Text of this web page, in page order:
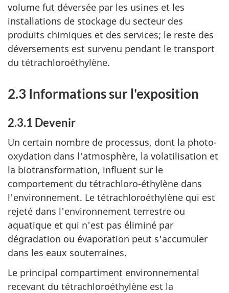
volume fut déversée par les usines et les
installations de stockage du secteur des
produits chimiques et des services; le reste des
déversements est survenu pendant le transport
du tétrachloroéthylène.
2.3 Informations sur l'exposition
2.3.1 Devenir
Un certain nombre de processus, dont la photo-
oxydation dans l'atmosphère, la volatilisation et
la biotransformation, influent sur le
comportement du tétrachloro-éthylène dans
l'environnement. Le tétrachloroéthylène qui est
rejeté dans l'environnement terrestre ou
aquatique et qui n'est pas éliminé par
dégradation ou évaporation peut s'accumuler
dans les eaux souterraines.
Le principal compartiment environnemental
recevant du tétrachloroéthylène est la